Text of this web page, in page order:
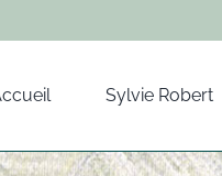
Sylvie Robert